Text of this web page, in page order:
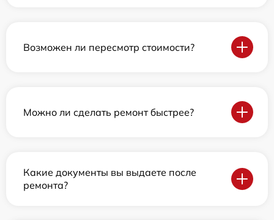
Возможен ли пересмотр стоимости?
Можно ли сделать ремонт быстрее?
Какие документы вы выдаете после
ремонта?